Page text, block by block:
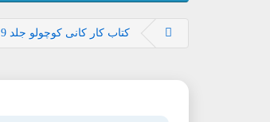
کتاب کار کانی کوچولو جلد 9:رنگ...